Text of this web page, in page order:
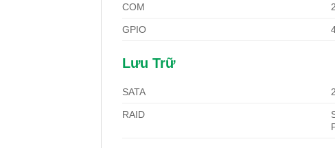
COM
GPIO
Lưu Trữ
SATA
RAID